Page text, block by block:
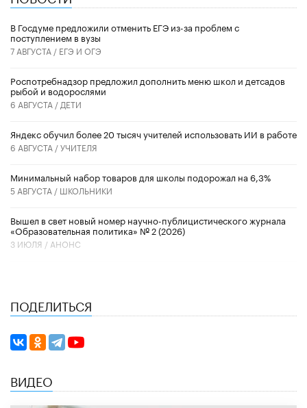
В Госдуме предложили отменить ЕГЭ из-за проблем с
поступлением в вузы
7 АВГУСТА / ЕГЭ И ОГЭ
Роспотребнадзор предложил дополнить меню школ и детсадов
рыбой и водорослями
6 АВГУСТА / ДЕТИ
​Яндекс обучил более 20 тысяч учителей использовать ИИ в работе
6 АВГУСТА /УЧИТЕЛЯ
Минимальный набор товаров для школы подорожал на 6,3%
5 АВГУСТА / ШКОЛЬНИКИ
Вышел в свет новый номер научно-публицистического журнала
«Образовательная политика» № 2 (2026)
3 ИЮЛЯ / АНОНС
ПОДЕЛИТЬСЯ
ВИДЕО